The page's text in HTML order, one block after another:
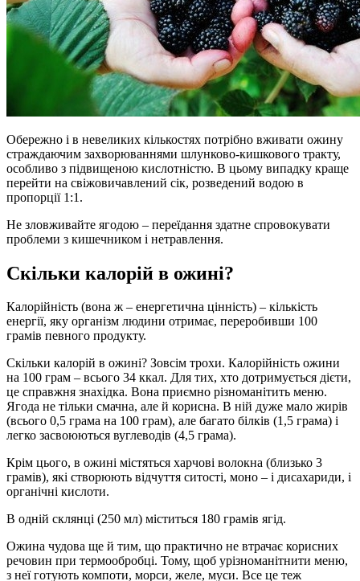
Обережно і в невеликих кількостях потрібно вживати ожину
страждаючим захворюваннями шлунково-кишкового тракту,
особливо з підвищеною кислотністю. В цьому випадку краще
перейти на свіжовичавлений сік, розведений водою в
пропорції 1:1.
Не зловживайте ягодою – переїдання здатне спровокувати
проблеми з кишечником і нетравлення.
Скільки калорій в ожині?
Калорійність (вона ж – енергетична цінність) – кількість
енергії, яку організм людини отримає, переробивши 100
грамів певного продукту.
Скільки калорій в ожині? Зовсім трохи. Калорійність ожини
на 100 грам – всього 34 ккал. Для тих, хто дотримується дієти,
це справжня знахідка. Вона приємно різноманітить меню.
Ягода не тільки смачна, але й корисна. В ній дуже мало жирів
(всього 0,5 грама на 100 грам), але багато білків (1,5 грама) і
легко засвоюються вуглеводів (4,5 грама).
Крім цього, в ожині містяться харчові волокна (близько 3
грамів), які створюють відчуття ситості, моно – і дисахариди, і
органічні кислоти.
В одній склянці (250 мл) міститься 180 грамів ягід.
Ожина чудова ще й тим, що практично не втрачає корисних
речовин при термообробці. Тому, щоб урізноманітнити меню,
з неї готують компоти, морси, желе, муси. Все це теж